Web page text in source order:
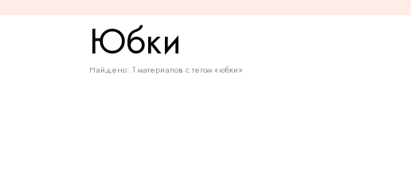
Юбки
Найдено: 1 материалов с тегом «юбки»